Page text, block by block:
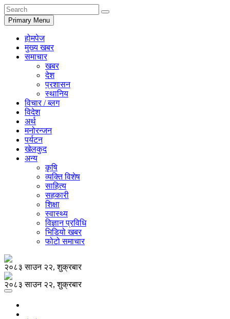
Primary Menu
होमपेज
मुख्य खबर
समाचार
खबर
देश
प्रशासन
स्थानिय
विचार / ब्लग
विदेश
अर्थ
मनोरन्जन
पर्यटन
खेलकुद
अन्य
कृषि
व्यक्ति विशेष
साहित्य
सहकारी
शिक्षा
स्वास्थ्य
विज्ञान प्रविधि
भिडियो खबर
फोटो समाचार
२०८३ साउन २२, शुक्रबार
२०८३ साउन २२, शुक्रबार